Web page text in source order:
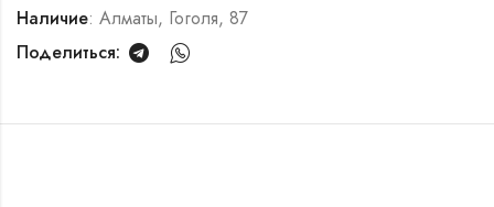
Наличие: Алматы, Гоголя, 87
Поделиться: